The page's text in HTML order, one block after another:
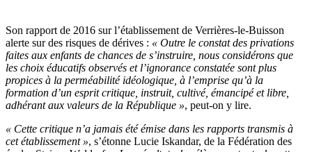
Son rapport de 2016 sur l’établissement de Verrières-le-Buisson
alerte sur des risques de dérives : « Outre le constat des privations
faites aux enfants de chances de s’instruire, nous considérons que
les choix éducatifs observés et l’ignorance constatée sont plus
propices à la perméabilité idéologique, à l’emprise qu’à la
formation d’un esprit critique, instruit, cultivé, émancipé et libre,
adhérant aux valeurs de la République », peut-on y lire.
« Cette critique n’a jamais été émise dans les rapports transmis à
cet établissement », s’étonne Lucie Iskandar, de la Fédération des